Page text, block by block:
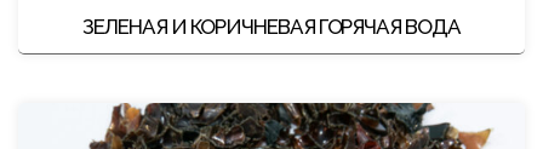
ЗЕЛЕНАЯ И КОРИЧНЕВАЯ ГОРЯЧАЯ ВОДА